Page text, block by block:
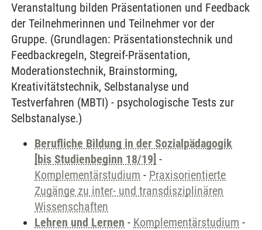
Veranstaltung bilden Präsentationen und Feedback
der Teilnehmerinnen und Teilnehmer vor der
Gruppe. (Grundlagen: Präsentationstechnik und
Feedbackregeln, Stegreif-Präsentation,
Moderationstechnik, Brainstorming,
Kreativitätstechnik, Selbstanalyse und
Testverfahren (MBTI) - psychologische Tests zur
Selbstanalyse.)
Berufliche Bildung in der Sozialpädagogik
[bis Studienbeginn 18/19] -
Komplementärstudium - Praxisorientierte
Zugänge zu inter- und transdisziplinären
Wissenschaften
Lehren und Lernen - Komplementärstudium -